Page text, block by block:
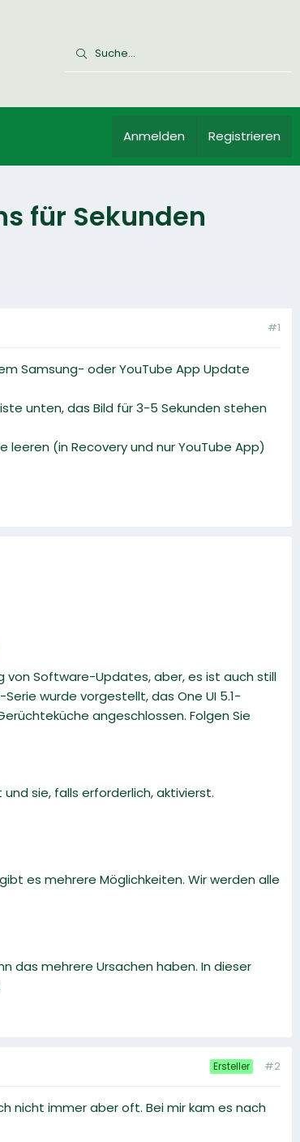
Anmelden Registrieren
für Sekunden
#1
Samsung- oder YouTube App Update
unten, das Bild für 3-5 Sekunden stehen
(in Recovery und nur YouTube App)
Software-Updates, aber, es ist auch still
wurde vorgestellt, das One UI 5.1-
angeschlossen. Folgen Sie
sie, falls erforderlich, aktivierst.
es mehrere Möglichkeiten. Wir werden alle
das mehrere Ursachen haben. In dieser
Ersteller #2
nicht immer aber oft. Bei mir kam es nach